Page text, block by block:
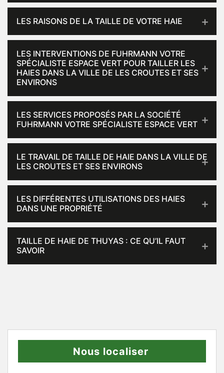
LES RAISONS DE LA TAILLE DE VOTRE HAIE
LES INTERVENTIONS DE FUHRMANN VOTRE
SPÉCIALISTE ESPACE VERT POUR TAILLER LES
HAIES DANS LA VILLE DE LES CROUTES ET SES
ENVIRONS
LES SERVICES PROPOSÉS PAR LA SOCIÉTÉ
FUHRMANN VOTRE SPÉCIALISTE ESPACE VERT
LE TRAVAIL DE TAILLE DE HAIE DANS LA VILLE DE
LES CROUTES ET SES ENVIRONS
LES DIFFÉRENTES UTILISATIONS DES HAIES
DANS UNE PROPRIÉTÉ
TAILLE DE HAIE DE THUYAS : CE QU’IL FAUT
SAVOIR
Nous localiser